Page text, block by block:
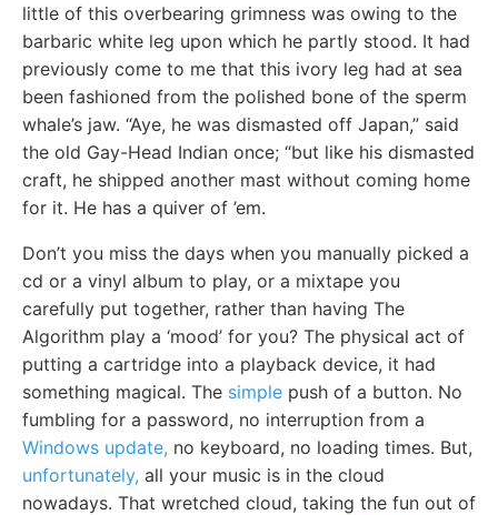
little of this overbearing grimness was owing to the
barbaric white leg upon which he partly stood. It had
previously come to me that this ivory leg had at sea
been fashioned from the polished bone of the sperm
whale’s jaw. “Aye, he was dismasted off Japan,” said
the old Gay-Head Indian once; “but like his dismasted
craft, he shipped another mast without coming home
for it. He has a quiver of ’em.
Don’t you miss the days when you manually picked a
cd or a vinyl album to play, or a mixtape you
carefully put together, rather than having The
Algorithm play a ‘mood’ for you? The physical act of
putting a cartridge into a playback device, it had
something magical. The simple push of a button. No
fumbling for a password, no interruption from a
Windows update, no keyboard, no loading times. But,
unfortunately, all your music is in the cloud
nowadays. That wretched cloud, taking the fun out of